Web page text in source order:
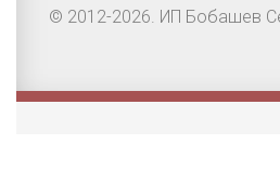
© 2012-2026. ИП Бобашев